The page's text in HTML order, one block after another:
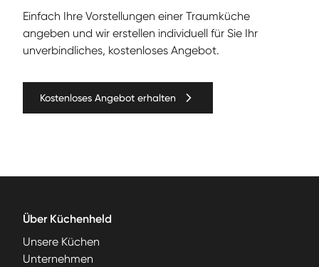
Ein­fach Ihre Vorstel­lun­gen ein­er Traumküche
angeben und wir erstellen individuell für Sie Ihr
unverbindliches, kostenloses Angebot.
Kostenloses Angebot erhalten
Über Küchenheld
Unsere Küchen
Unternehmen